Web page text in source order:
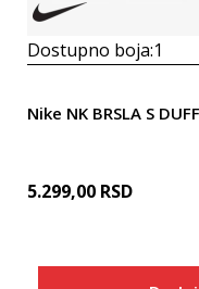
Dostupno boja:1
Nike NK BRSLA S
5.299,00 RSD